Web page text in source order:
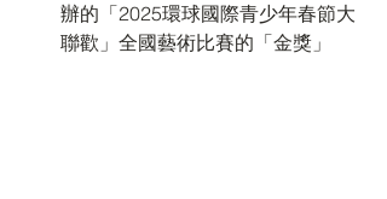
辦的「2025環球國際青少年春節大
聯歡」全國藝術比賽的「金獎」